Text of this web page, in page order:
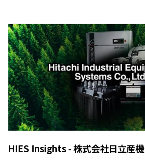
HIES Insights - 株式会社日立産